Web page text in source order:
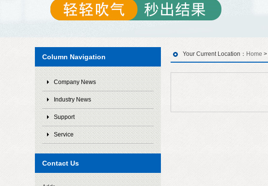
Column Navigation
Company News
Industry News
Support
Service
Contact Us
Your Current Location： Home >